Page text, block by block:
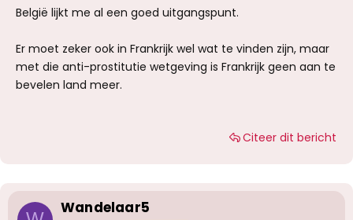
België lijkt me al een goed uitgangspunt.
Er moet zeker ook in Frankrijk wel wat te vinden zijn, maar
met die anti-prostitutie wetgeving is Frankrijk geen aan te
bevelen land meer.
Citeer dit bericht
Wandelaar5